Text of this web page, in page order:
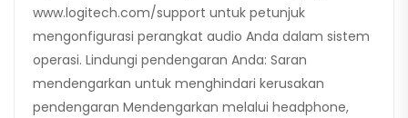
www.logitech.com/support untuk petunjuk
mengonfigurasi perangkat audio Anda dalam sistem
operasi. Lindungi pendengaran Anda: Saran
mendengarkan untuk menghindari kerusakan
pendengaran Mendengarkan melalui headphone,